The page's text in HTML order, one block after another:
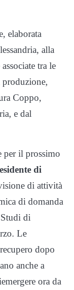
elaborata
alla
tra le
produzione,
Coppo,
e dal
per il prossimo
di
di attività
di domanda
di
Le
dopo
anche a
ora da